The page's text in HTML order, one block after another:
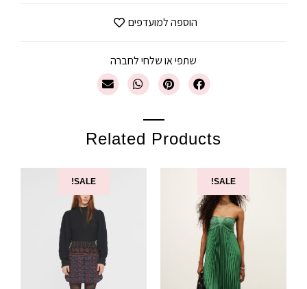
הוספה למועדפים
שתפי או שלחי לחברה
Related Products
SALE!
SALE!